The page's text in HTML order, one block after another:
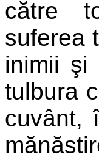
către
suferea
inimii şi
tulbura
cuvânt,